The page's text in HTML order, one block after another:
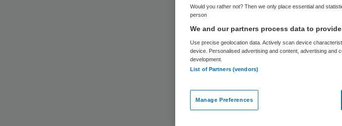
Would you rather not? Then we only place essential and
person
We and our partners process data to
Use precise geolocation data. Actively scan device
device. Personalised advertising and content, advertising and
development.
List of Partners (vendors)
Manage Preferences